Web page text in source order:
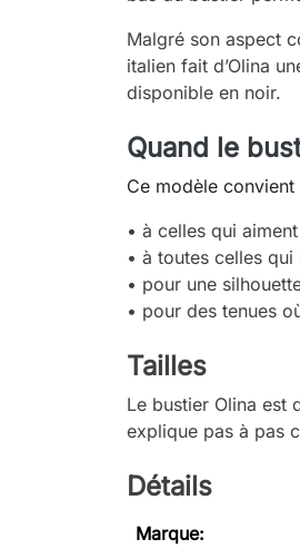
Malgré son aspect
italien fait d’Olina
disponible en noir.
Quand le
Ce modèle
• à celles qui
• à toutes celles
• pour une
• pour des tenues
Tailles
Le bustier Olina est
explique pas à pas
Détails
Marque: